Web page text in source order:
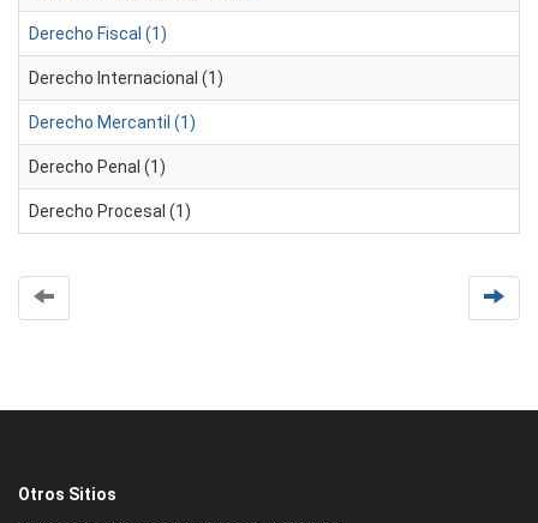
Derecho Fiscal (1)
Derecho Internacional (1)
Derecho Mercantil (1)
Derecho Penal (1)
Derecho Procesal (1)
Otros Sitios